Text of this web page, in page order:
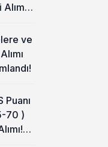
ve
Puanı
70 )